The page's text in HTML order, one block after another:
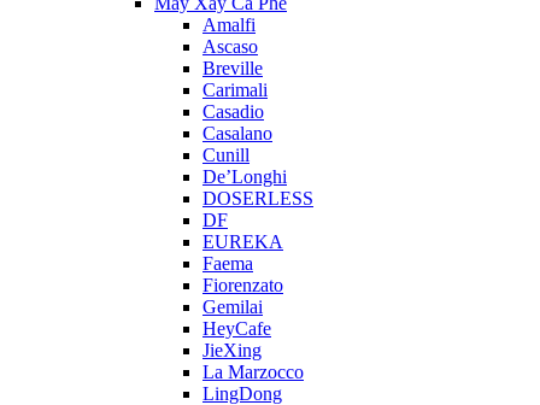
Amalfi
Ascaso
Breville
Carimali
Casadio
Casalano
Cunill
De’Longhi
DOSERLESS
DF
EUREKA
Faema
Fiorenzato
Gemilai
HeyCafe
JieXing
La Marzocco
LingDong